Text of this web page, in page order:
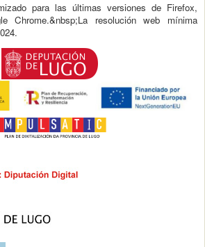
para las últimas versiones de Firefox,
Chrome.&nbsp;La resolución web mínima